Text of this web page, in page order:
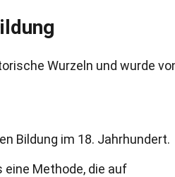
Wurzeln und wurde
Bildung im 18. Jahrhundert.
Methode, die auf